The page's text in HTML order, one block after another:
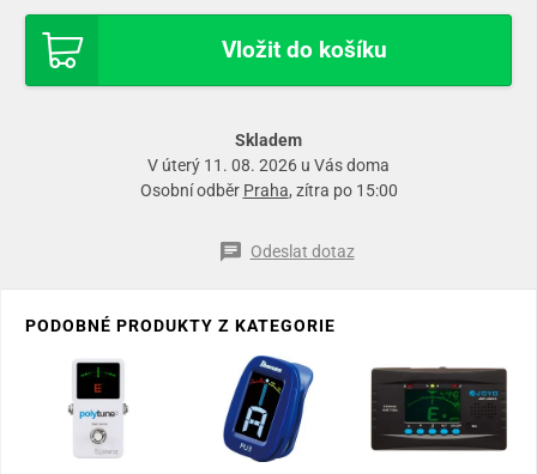
Vložit do košíku
Skladem
V úterý 11. 08. 2026 u Vás doma
Osobní odběr Praha, zítra po 15:00
Odeslat dotaz
PODOBNÉ PRODUKTY Z KATEGORIE